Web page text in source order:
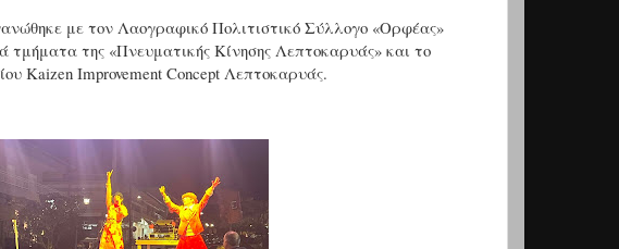
με τον Λαογραφικό Πολιτιστικό Σύλλογο «Ορφέας»
τμήματα της «Πνευματικής Κίνησης Λεπτοκαρυάς» και το
Kaizen Improvement Concept Λεπτοκαρυάς.